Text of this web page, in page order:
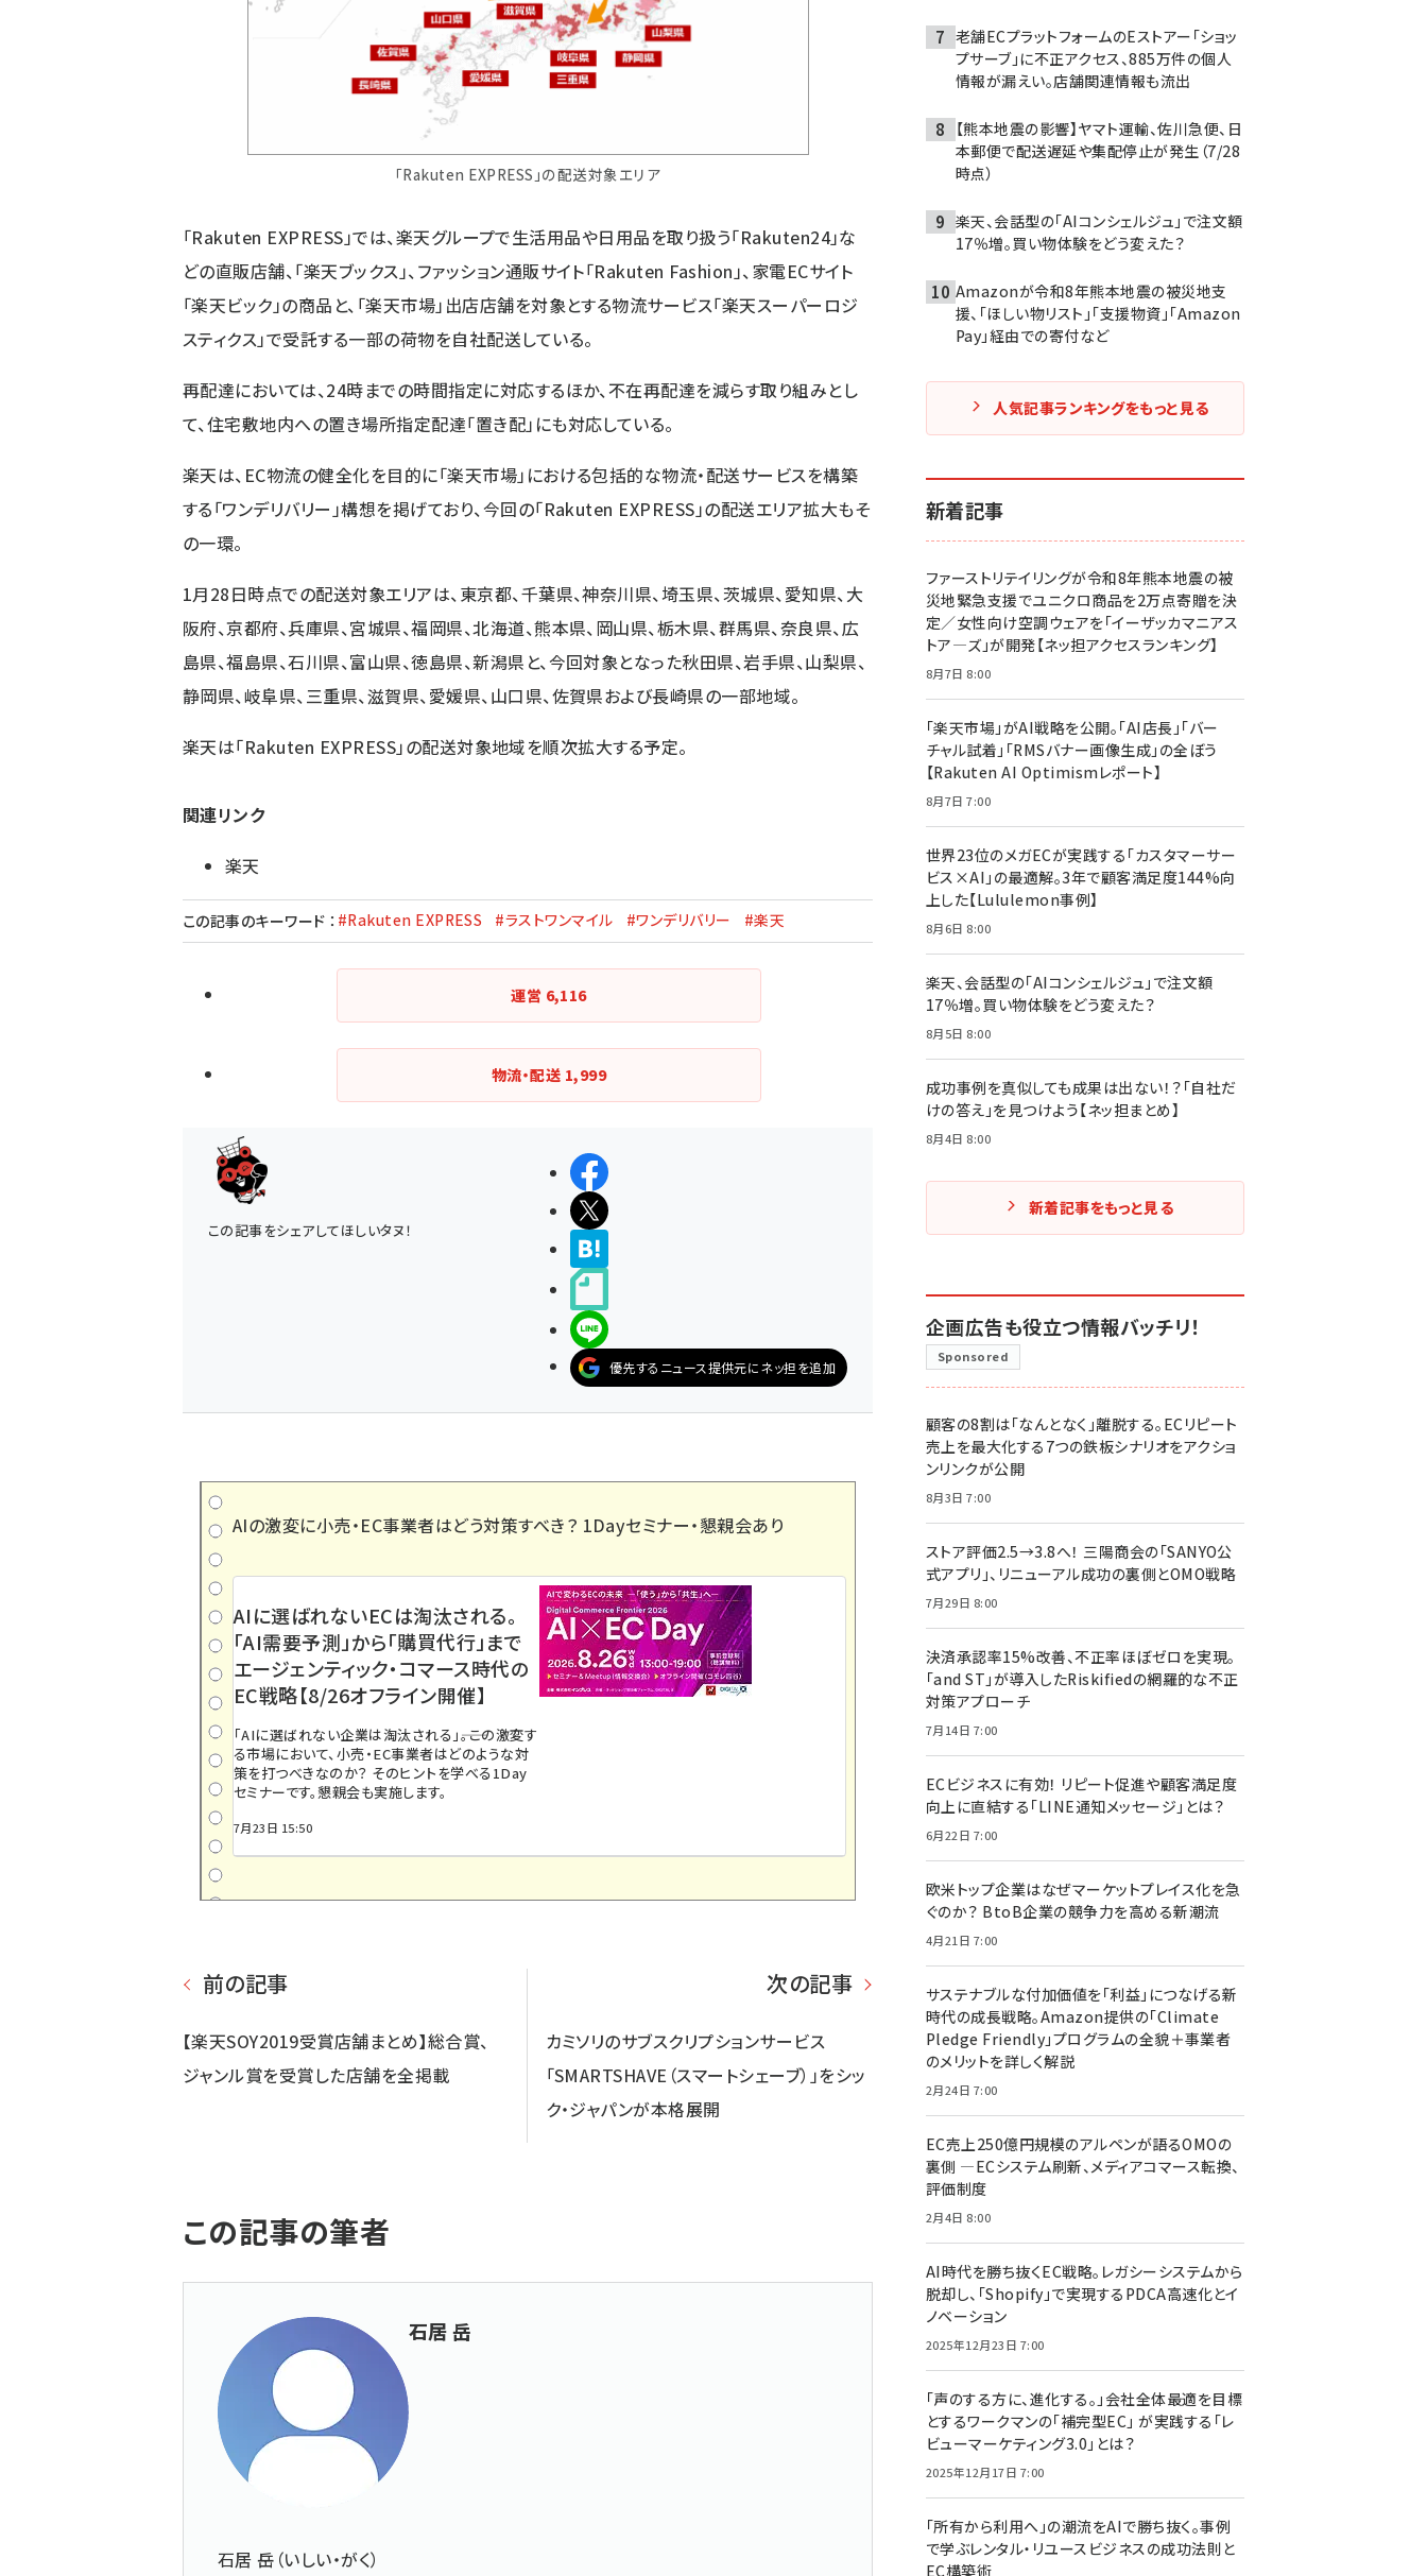
「Rakuten EXPRESS」の配送対象エリア
「Rakuten EXPRESS」では、楽天グループで生活用品や日用品を取り扱う「Rakuten24」な
どの直販店舗、「楽天ブックス」、ファッション通販サイト「Rakuten Fashion」、家電ECサイト
「楽天ビック」の商品と、「楽天市場」出店店舗を対象とする物流サービス「楽天スーパーロジ
スティクス」で受託する一部の荷物を自社配送している。
再配達においては、24時までの時間指定に対応するほか、不在再配達を減らす取り組みとし
て、住宅敷地内への置き場所指定配達「置き配」にも対応している。
楽天は、EC物流の健全化を目的に「楽天市場」における包括的な物流・配送サービスを構築
する「ワンデリバリー」構想を掲げており、今回の「Rakuten EXPRESS」の配送エリア拡大もそ
の一環。
1月28日時点での配送対象エリアは、東京都、千葉県、神奈川県、埼玉県、茨城県、愛知県、大
阪府、京都府、兵庫県、宮城県、福岡県、北海道、熊本県、岡山県、栃木県、群馬県、奈良県、広
島県、福島県、石川県、富山県、徳島県、新潟県と、今回対象となった秋田県、岩手県、山梨県、
静岡県、岐阜県、三重県、滋賀県、愛媛県、山口県、佐賀県および長崎県の一部地域。
楽天は「Rakuten EXPRESS」の配送対象地域を順次拡大する予定。
関連リンク
楽天
この記事のキーワード ： #Rakuten EXPRESS #ラストワンマイル #ワンデリバリー #楽天
運営 6,116
物流・配送 1,999
この記事をシェアしてほしいタヌ！
優先するニュース提供元にネッ担を追加
AIの激変に小売・EC事業者はどう対策すべき？ 1Dayセミナー・懇親会あり
AIに選ばれないECは淘汰される。
「AI需要予測」から「購買代行」まで
エージェンティック・コマース時代の
EC戦略【8/26オフライン開催】
「AIに選ばれない企業は淘汰される」――。この激変す
る市場において、小売・EC事業者はどのような対
策を打つべきなのか？ そのヒントを学べる1Day
セミナーです。懇親会も実施します。
7月23日 15:50
前の記事
【楽天SOY2019受賞店舗まとめ】総合賞、
ジャンル賞を受賞した店舗を全掲載
次の記事
カミソリのサブスクリプションサービス
「SMARTSHAVE（スマートシェーブ）」をシッ
ク・ジャパンが本格展開
この記事の筆者
石居 岳
石居 岳（いしい・がく）
老舗ECプラットフォームのEストアー「ショッ
プサーブ」に不正アクセス、885万件の個人
情報が漏えい。店舗関連情報も流出
【熊本地震の影響】ヤマト運輸、佐川急便、日
本郵便で配送遅延や集配停止が発生（7/28
時点）
楽天、会話型の「AIコンシェルジュ」で注文額
17％増。買い物体験をどう変えた？
Amazonが令和8年熊本地震の被災地支
援、「ほしい物リスト」「支援物資」「Amazon
Pay」経由での寄付など
人気記事ランキングをもっと見る
新着記事
ファーストリテイリングが令和8年熊本地震の被
災地緊急支援でユニクロ商品を2万点寄贈を決
定／女性向け空調ウェアを「イーザッカマニアス
トア―ズ」が開発【ネッ担アクセスランキング】
8月7日 8:00
「楽天市場」がAI戦略を公開。「AI店長」「バー
チャル試着」「RMSバナー画像生成」の全ぼう
【Rakuten AI Optimismレポート】
8月7日 7:00
世界23位のメガECが実践する「カスタマーサー
ビス×AI」の最適解。3年で顧客満足度144%向
上した【Lululemon事例】
8月6日 8:00
楽天、会話型の「AIコンシェルジュ」で注文額
17％増。買い物体験をどう変えた？
8月5日 8:00
成功事例を真似しても成果は出ない！？「自社だ
けの答え」を見つけよう【ネッ担まとめ】
8月4日 8:00
新着記事をもっと見る
企画広告も役立つ情報バッチリ！
Sponsored
顧客の8割は「なんとなく」離脱する。ECリピート
売上を最大化する7つの鉄板シナリオをアクショ
ンリンクが公開
8月3日 7:00
ストア評価2.5→3.8へ！ 三陽商会の「SANYO公
式アプリ」、リニューアル成功の裏側とOMO戦略
7月29日 8:00
決済承認率15%改善、不正率ほぼゼロを実現。
「and ST」が導入したRiskifiedの網羅的な不正
対策アプローチ
7月14日 7:00
ECビジネスに有効！ リピート促進や顧客満足度
向上に直結する「LINE通知メッセージ」とは？
6月22日 7:00
欧米トップ企業はなぜマーケットプレイス化を急
ぐのか？ BtoB企業の競争力を高める新潮流
4月21日 7:00
サステナブルな付加価値を「利益」につなげる新
時代の成長戦略。Amazon提供の「Climate
Pledge Friendly」プログラムの全貌＋事業者
のメリットを詳しく解説
2月24日 7:00
EC売上250億円規模のアルペンが語るOMOの
裏側 ―ECシステム刷新、メディアコマース転換、
評価制度
2月4日 8:00
AI時代を勝ち抜くEC戦略。レガシーシステムから
脱却し、「Shopify」で実現するPDCA高速化とイ
ノベーション
2025年12月23日 7:00
「声のする方に、進化する。」会社全体最適を目標
とするワークマンの「補完型EC」 が実践する「レ
ビューマーケティング3.0」とは？
2025年12月17日 7:00
「所有から利用へ」の潮流をAIで勝ち抜く。事例
で学ぶレンタル・リユースビジネスの成功法則と
EC構築術